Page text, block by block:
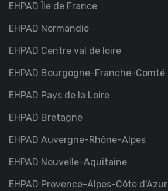
EHPAD Île de France
EHPAD Normandie
EHPAD Centre val de loire
EHPAD Bourgogne-Franche-Comté
EHPAD Pays de la Loire
EHPAD Bretagne
EHPAD Auvergne-Rhône-Alpes
EHPAD Nouvelle-Aquitaine
EHPAD Provence-Alpes-Côte d'Azur